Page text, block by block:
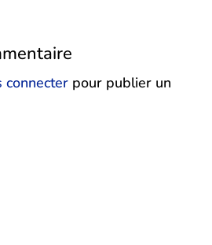
connecterpour publier un